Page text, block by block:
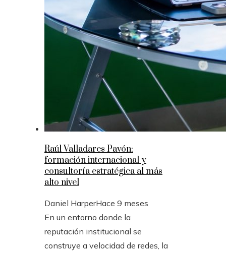
Raúl Valladares Pavón:
formación internacional y
consultoría estratégica al más
alto nivel
Daniel HarperHace 9 meses
En un entorno donde la
reputación institucional se
construye a velocidad de redes, la